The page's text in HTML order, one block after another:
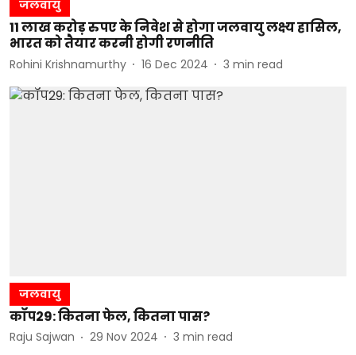
जलवायु
11 लाख करोड़ रुपए के निवेश से होगा जलवायु लक्ष्य हासिल,
भारत को तैयार करनी होगी रणनीति
Rohini Krishnamurthy 16 Dec 2024 3 min read
जलवायु
कॉप29: कितना फेल, कितना पास?
Raju Sajwan 29 Nov 2024 3 min read